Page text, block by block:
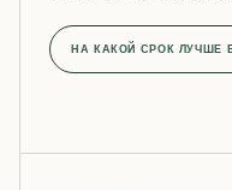
НА КАКОЙ СРОК ЛУЧШЕ